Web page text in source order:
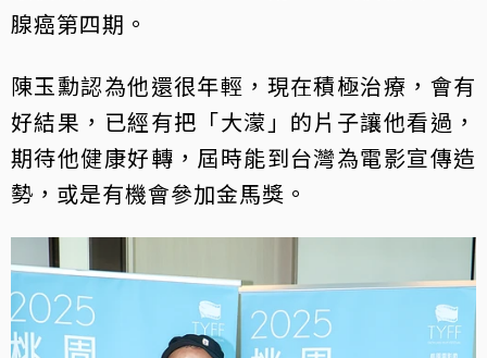
腺癌第四期。
陳玉勳認為他還很年輕，現在積極治療，會有
好結果，已經有把「大濛」的片子讓他看過，
期待他健康好轉，屆時能到台灣為電影宣傳造
勢，或是有機會參加金馬獎。